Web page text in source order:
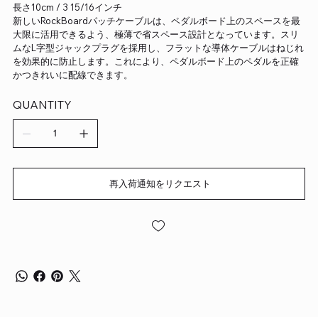
長さ10cm / 3 15/16インチ
新しいRockBoardパッチケーブルは、ペダルボード上のスペースを最
大限に活用できるよう、極薄で省スペース設計となっています。スリ
ムなL字型ジャックプラグを採用し、フラットな導体ケーブルはねじれ
を効果的に防止します。これにより、ペダルボード上のペダルを正確
かつきれいに配線できます。
QUANTITY
再入荷通知をリクエスト